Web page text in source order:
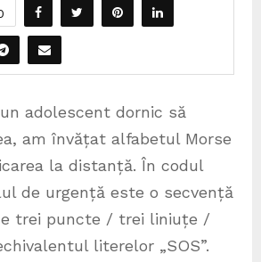
adolescent dornic să
am învățat alfabetul Morse
la distanță. În codul
de urgență este o secvență
trei puncte / trei liniuțe /
literelor „SOS”.